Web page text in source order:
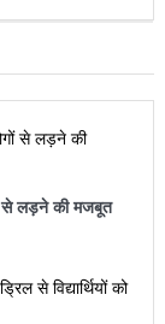
से लड़ने की मजबूत